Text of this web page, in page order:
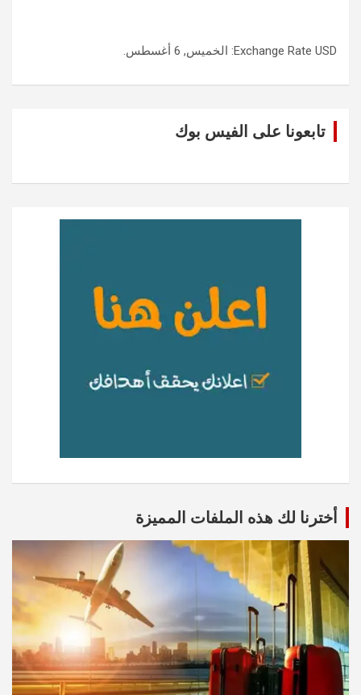
Exchange Rate USD : الخميس, 6 أغسطس.
تابعونا على الفيس بوك
أخترنا لك هذه الملفات المميزة